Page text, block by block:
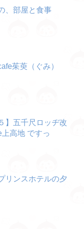
、部屋と食事
茱萸（ぐみ）
】五千尺ロッヂ改
高地 ですっ
リンスホテルの夕